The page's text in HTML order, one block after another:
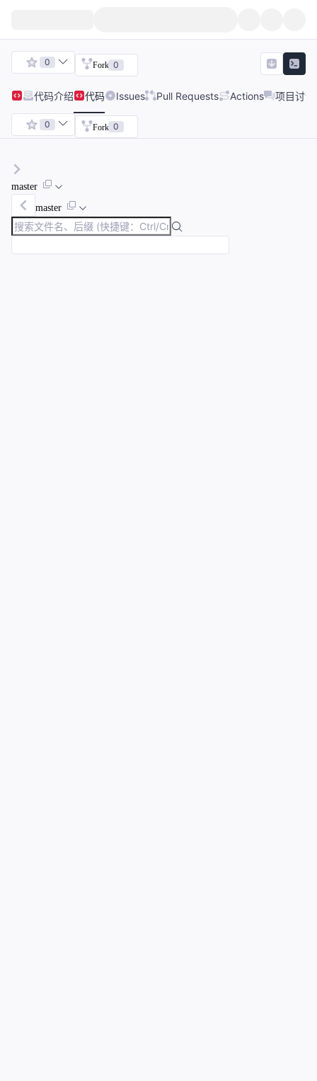
0 Fork 0
代码介绍 代码 Issues Pull Requests Actions 项目讨论
0 Fork 0
master
master